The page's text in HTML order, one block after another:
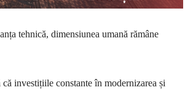
tehnică, dimensiunea umană rămâne
investițiile constante în modernizarea și